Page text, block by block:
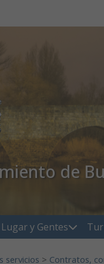
de
Lugar y Gentes
servicios > Contratos,